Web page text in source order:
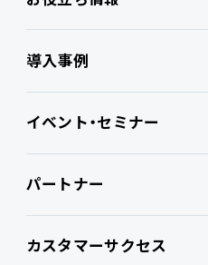
PROACTIVE AI
ATWILL Platform
Fit to Standard
Best Practice
連携ソリューション
サポートサービス
業務特化型オファリング
業界特化型オファリング
経営課題別オファリング
お役立ち情報
資料ダウンロード
よくあるご質問
コラム
導入事例
イベント・セミナー
パートナー
カスタマーサクセス